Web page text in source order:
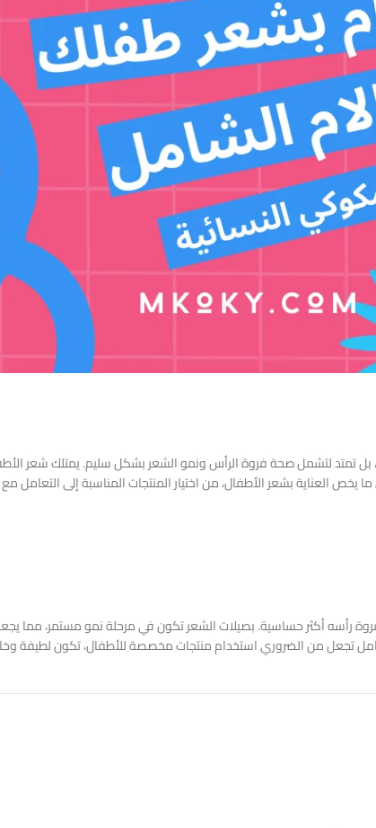
بل تمتد لتشمل صحة فروة الرأس ونمو الشعر بشكل سليم. يمتلك شعر
العناية بشعر الأطفال، من اختيار المنتجات المناسبة إلى التعامل
رأسه أكثر حساسية. بصيلات الشعر تكون في مرحلة نمو مستمر، مما
تجعل من الضروري استخدام منتجات مخصصة للأطفال، تكون لطيفة